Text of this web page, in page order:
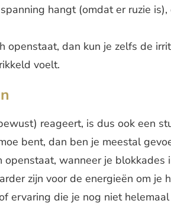
hangt (omdat er ruzie is),
openstaat, dan kun je zelfs de
voelt.
reageert, is dus ook een
bent, dan ben je meestal
wanneer je blokkades
zijn voor de energieën om je
ervaring die je nog niet helemaal